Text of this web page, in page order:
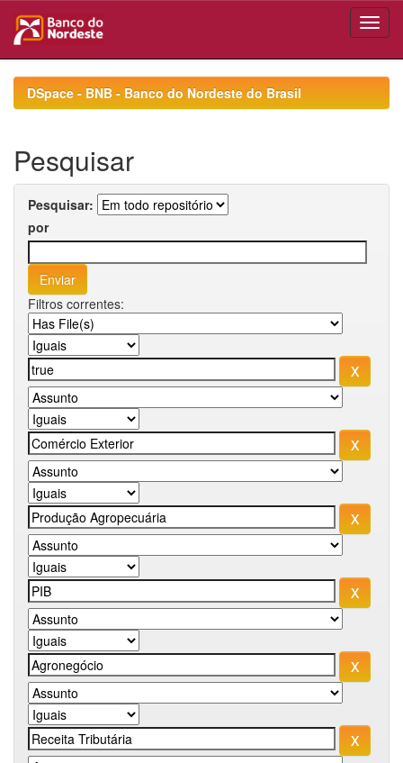
navigationDSpace - BNB - Banco do Nordeste do Brasil
Pesquisar
Pesquisar:
por
Filtros correntes: